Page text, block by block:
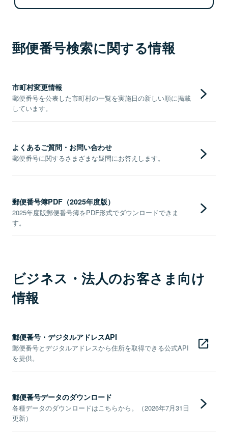
郵便番号検索に関する情報
市町村変更情報
郵便番号を公表した市町村の一覧を実施日の新しい順に掲載
しています。
よくあるご質問・お問い合わせ
郵便番号に関するさまざまな疑問にお答えします。
郵便番号簿PDF（2025年度版）
2025年度版郵便番号簿をPDF形式でダウンロードできま
す。
ビジネス・法人のお客さま向け
情報
郵便番号・デジタルアドレスAPI
郵便番号とデジタルアドレスから住所を取得できる公式API
を提供。
郵便番号データのダウンロード
各種データのダウンロードはこちらから。（2026年7月31日
更新）